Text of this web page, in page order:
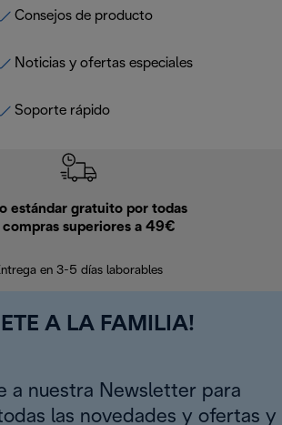
Consejos de producto
Noticias y ofertas especiales
Soporte rápido
estándar gratuito por todas
compras superiores a 49€
en 3-5 días laborables
A LA FAMILIA!
a nuestra Newsletter para
las novedades y ofertas y